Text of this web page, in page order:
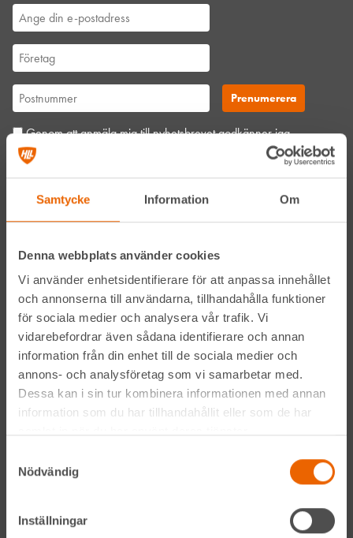
Samtycke Information Om
Denna webbplats använder cookies
Vi använder enhetsidentifierare för att anpassa innehållet
och annonserna till användarna, tillhandahålla funktioner
för sociala medier och analysera vår trafik. Vi
vidarebefordrar även sådana identifierare och annan
information från din enhet till de sociala medier och
annons- och analysföretag som vi samarbetar med.
Dessa kan i sin tur kombinera informationen med annan
information som du har tillhandahållit eller som de har
Nödvändig
Inställningar
Genom att anmäla mig till nyhetsbrevet godkänner jag
Hyreslandslagets
Alltid nära
Instagram
LinkedIn
Navigation
Våra maskiner
HLLÅ! Vår värld